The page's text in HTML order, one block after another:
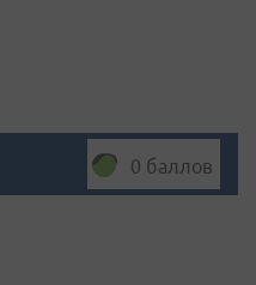
0 баллов